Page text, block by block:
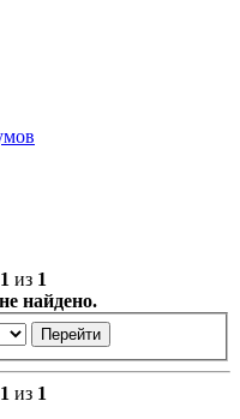
1 из 1
найдено.
1 из 1